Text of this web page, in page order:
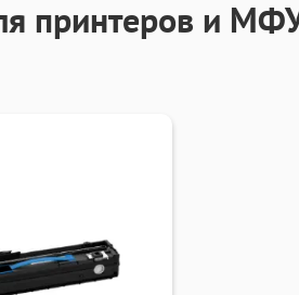
принтеров и